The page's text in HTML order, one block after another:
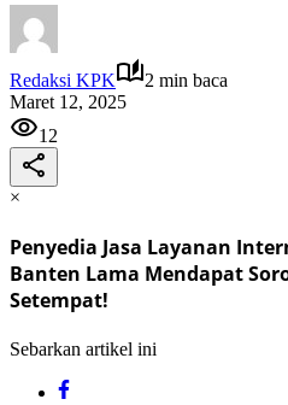
Redaksi KPK
2 min baca
Maret 12, 2025
12
×
Penyedia Jasa Layanan
Banten Lama Mendapat
Setempat!
Sebarkan artikel ini